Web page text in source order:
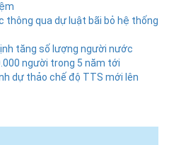
thông qua dự luật bãi bỏ hệ thống
tăng số lượng người nước
người trong 5 năm tới
dự thảo chế độ TTS mới lên